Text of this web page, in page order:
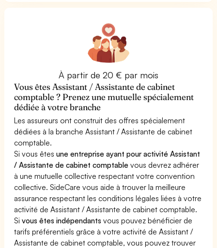
À partir de 20 € par mois
Vous êtes Assistant / Assistante de cabinet
comptable ? Prenez une mutuelle spécialement
dédiée à votre branche
Les assureurs ont construit des offres spécialement
dédiées à la branche Assistant / Assistante de cabinet
comptable.
Si vous êtesune entreprise ayant pour activité Assistant
/ Assistante de cabinet comptable vous devrez adhérer
à une mutuelle collective respectant votre convention
collective. SideCare vous aide à trouver la meilleure
assurance respectant les conditions légales liées à votre
activité de Assistant / Assistante de cabinet comptable.
Sivous êtes indépendants vous pouvez bénéficier de
tarifs préférentiels grâce à votre activité de Assistant /
Assistante de cabinet comptable, vous pouvez trouver